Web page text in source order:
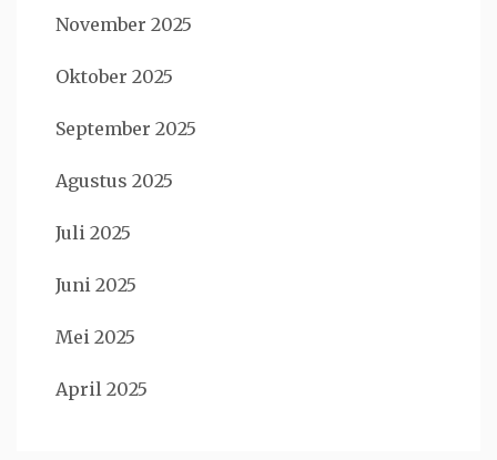
November 2025
Oktober 2025
September 2025
Agustus 2025
Juli 2025
Juni 2025
Mei 2025
April 2025